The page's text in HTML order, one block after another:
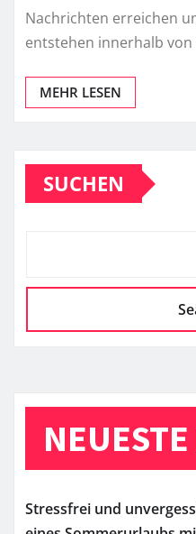
Nachrichten erreichen
entstehen innerhalb
MEHR LESEN
SUCHEN
Stressfrei und